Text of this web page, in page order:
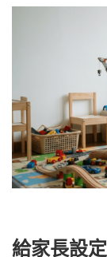
給家長設